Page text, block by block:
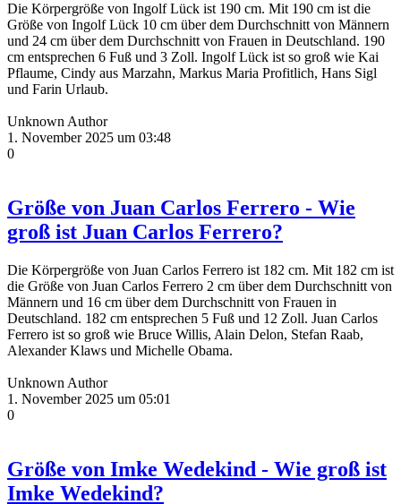
Die Körpergröße von Ingolf Lück ist 190 cm. Mit 190 cm ist die
Größe von Ingolf Lück 10 cm über dem Durchschnitt von Männern
und 24 cm über dem Durchschnitt von Frauen in Deutschland. 190
cm entsprechen 6 Fuß und 3 Zoll. Ingolf Lück ist so groß wie Kai
Pflaume, Cindy aus Marzahn, Markus Maria Profitlich, Hans Sigl
und Farin Urlaub.
Unknown Author
1. November 2025 um 03:48
0
Größe von Juan Carlos Ferrero - Wie
groß ist Juan Carlos Ferrero?
Die Körpergröße von Juan Carlos Ferrero ist 182 cm. Mit 182 cm ist
die Größe von Juan Carlos Ferrero 2 cm über dem Durchschnitt von
Männern und 16 cm über dem Durchschnitt von Frauen in
Deutschland. 182 cm entsprechen 5 Fuß und 12 Zoll. Juan Carlos
Ferrero ist so groß wie Bruce Willis, Alain Delon, Stefan Raab,
Alexander Klaws und Michelle Obama.
Unknown Author
1. November 2025 um 05:01
0
Größe von Imke Wedekind - Wie groß ist
Imke Wedekind?